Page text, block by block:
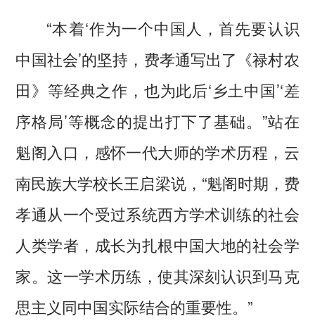
“本着‘作为一个中国人，首先要认识
中国社会’的坚持，费孝通写出了《禄村农
田》等经典之作，也为此后‘乡土中国’‘差
序格局’等概念的提出打下了基础。”站在
魁阁入口，感怀一代大师的学术历程，云
南民族大学校长王启梁说，“魁阁时期，费
孝通从一个受过系统西方学术训练的社会
人类学者，成长为扎根中国大地的社会学
家。这一学术历练，使其深刻认识到马克
思主义同中国实际结合的重要性。”